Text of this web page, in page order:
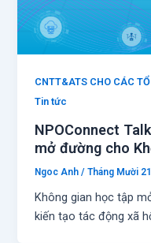
CNTT&ATS CHO CÁC
Tin tức
NPOConnect
mở đường cho
Ngoc Anh/Tháng Mười
Không gian học tập
kiến tạo tác động xã